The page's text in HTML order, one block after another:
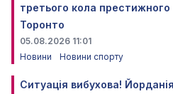
третього кола престижного
Торонто
05.08.2026 11:01
Новини
Новини спорту
Ситуація вибухова!